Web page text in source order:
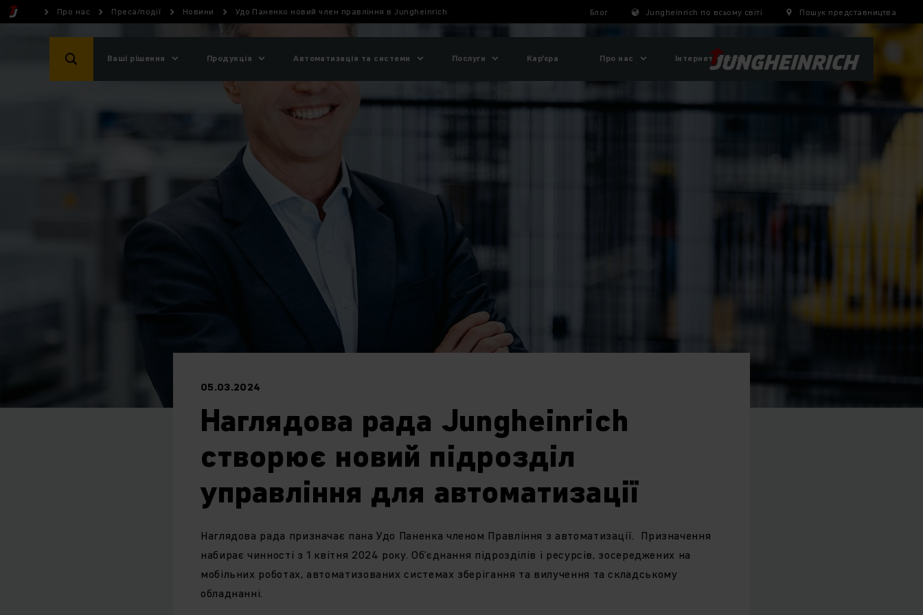
Про нас Преса/події Новини Удо Паненко новий член правління в Jungheinrich Блог Jungheinrich по всьому світі Пошук представництва
Ваші рішення Продукція Автоматизація та системи Послуги Кар'єра Про нас Інтернет-магазин
05.03.2024
Наглядова рада Jungheinrich
створює новий підрозділ
управління для автоматизації
Наглядова рада призначає пана Удо Паненка членом Правління з автоматизації. Призначення
набирає чинності з 1 квітня 2024 року. Об’єднання підрозділів і ресурсів, зосереджених на
мобільних роботах, автоматизованих системах зберігання та вилучення та складському
обладнанні.